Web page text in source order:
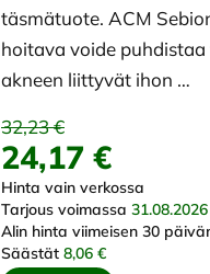
täsmätuote. ACM
hoitava voide
akneen liittyvät ihon …
32,23 €
24,17 €
Hinta vain verkossa
Tarjous voimassa
Alin hinta viimeisen 30
Säästät 8,06 €